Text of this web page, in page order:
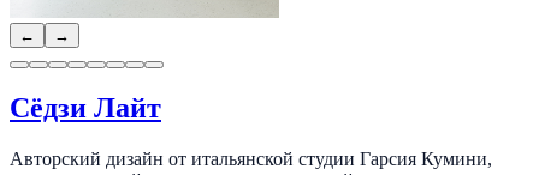
← →
Сёдзи Лайт
Авторский дизайн от итальянской студии Гарсия Кумини,